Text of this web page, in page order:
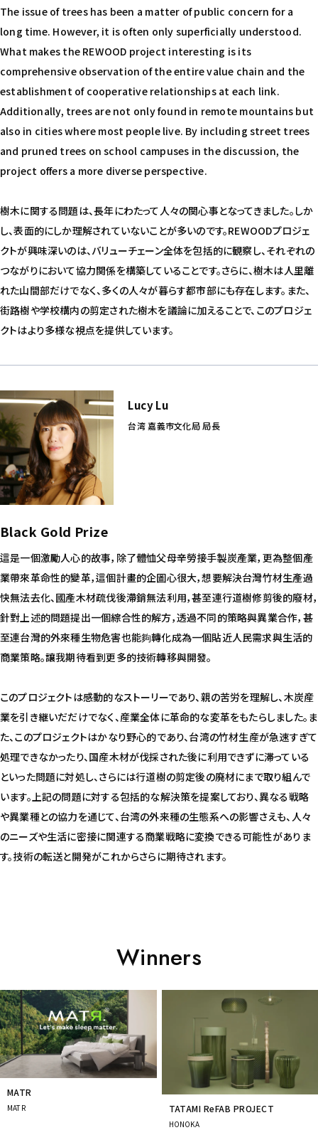
The issue of trees has been a matter of public concern for a
long time. However, it is often only superficially understood.
What makes the REWOOD project interesting is its
comprehensive observation of the entire value chain and the
establishment of cooperative relationships at each link.
Additionally, trees are not only found in remote mountains but
also in cities where most people live. By including street trees
and pruned trees on school campuses in the discussion, the
project offers a more diverse perspective.
樹木に関する問題は、長年にわたって人々の関心事となってきました。しか
し、表面的にしか理解されていないことが多いのです。REWOODプロジェ
クトが興味深いのは、バリューチェーン全体を包括的に観察し、それぞれの
つながりにおいて協力関係を構築していることです。さらに、樹木は人里離
れた山間部だけでなく、多くの人々が暮らす都市部にも存在します。また、
街路樹や学校構内の剪定された樹木を議論に加えることで、このプロジェ
クトはより多様な視点を提供しています。
Lucy Lu
台湾 嘉義市文化局 局長
Black Gold Prize
這是一個激勵人心的故事，除了體恤父母辛勞接手製炭產業，更為整個產
業帶來革命性的變革，這個計畫的企圖心很大，想要解決台灣竹材生產過
快無法去化、國產木材疏伐後滯銷無法利用，甚至連行道樹修剪後的廢材，
針對上述的問題提出一個綜合性的解方，透過不同的策略與異業合作，甚
至連台灣的外來種生物危害也能夠轉化成為一個貼近人民需求與生活的
商業策略。讓我期待看到更多的技術轉移與開發。
このプロジェクトは感動的なストーリーであり、親の苦労を理解し、木炭産
業を引き継いだだけでなく、産業全体に革命的な変革をもたらしました。ま
た、このプロジェクトはかなり野心的であり、台湾の竹材生産が急速すぎて
処理できなかったり、国産木材が伐採された後に利用できずに滞っている
といった問題に対処し、さらには行道樹の剪定後の廃材にまで取り組んで
います。上記の問題に対する包括的な解決策を提案しており、異なる戦略
や異業種との協力を通じて、台湾の外来種の生態系への影響さえも、人々
のニーズや生活に密接に関連する商業戦略に変換できる可能性がありま
す。技術の転送と開発がこれからさらに期待されます。
Winners
Prev
Next
MATR
MATR TATAMI ReFAB PROJECT
HONOKA